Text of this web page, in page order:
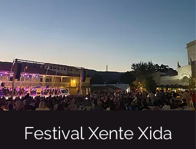
Festival Xente Xida